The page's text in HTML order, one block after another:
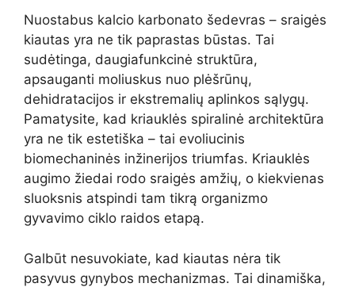
Nuostabus kalcio karbonato šedevras – sraigės
kiautas yra ne tik paprastas būstas. Tai
sudėtinga, daugiafunkcinė struktūra,
apsauganti moliuskus nuo plėšrūnų,
dehidratacijos ir ekstremalių aplinkos sąlygų.
Pamatysite, kad kriauklės spiralinė architektūra
yra ne tik estetiška – tai evoliucinis
biomechaninės inžinerijos triumfas. Kriauklės
augimo žiedai rodo sraigės amžių, o kiekvienas
sluoksnis atspindi tam tikrą organizmo
gyvavimo ciklo raidos etapą.
Galbūt nesuvokiate, kad kiautas nėra tik
pasyvus gynybos mechanizmas. Tai dinamiška,